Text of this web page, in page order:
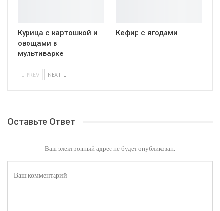
Курица с картошкой и
овощами в
мультиварке
Кефир с ягодами
PREV NEXT
Оставьте Ответ
Ваш электронный адрес не будет опубликован.